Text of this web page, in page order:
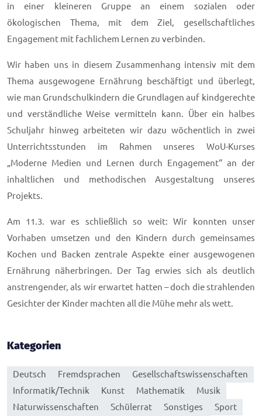
in einer kleineren Gruppe an einem sozialen oder
ökologischen Thema, mit dem Ziel, gesellschaftliches
Engagement mit fachlichem Lernen zu verbinden.
Wir haben uns in diesem Zusammenhang intensiv mit dem
Thema ausgewogene Ernährung beschäftigt und überlegt,
wie man Grundschulkindern die Grundlagen auf kindgerechte
und verständliche Weise vermitteln kann. Über ein halbes
Schuljahr hinweg arbeiteten wir dazu wöchentlich in zwei
Unterrichtsstunden im Rahmen unseres WoU-Kurses
„Moderne Medien und Lernen durch Engagement“ an der
inhaltlichen und methodischen Ausgestaltung unseres
Projekts.
Am 11.3. war es schließlich so weit: Wir konnten unser
Vorhaben umsetzen und den Kindern durch gemeinsames
Kochen und Backen zentrale Aspekte einer ausgewogenen
Ernährung näherbringen. Der Tag erwies sich als deutlich
anstrengender, als wir erwartet hatten – doch die strahlenden
Gesichter der Kinder machten all die Mühe mehr als wett.
Kategorien
Deutsch Fremdsprachen
Gesellschaftswissenschaften
Informatik/Technik
Kunst Mathematik
Musik
Naturwissenschaften
Schülerrat Sonstiges
Sport